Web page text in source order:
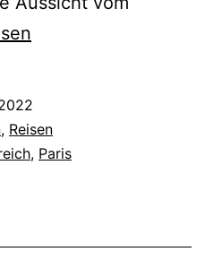
, Reisen
, Paris